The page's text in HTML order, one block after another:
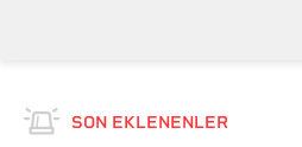
SON EKLENENLER